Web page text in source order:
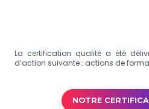
La certification qualité a été
d’action suivante : actions de
NOTRE